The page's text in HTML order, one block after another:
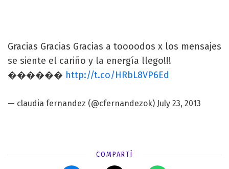
Gracias Gracias Gracias a toooodos x los mensajes
se siente el cariño y la energía llego!!!
������ http://t.co/HRbL8VP6Ed
— claudia fernandez (@cfernandezok) July 23, 2013
COMPARTÍ